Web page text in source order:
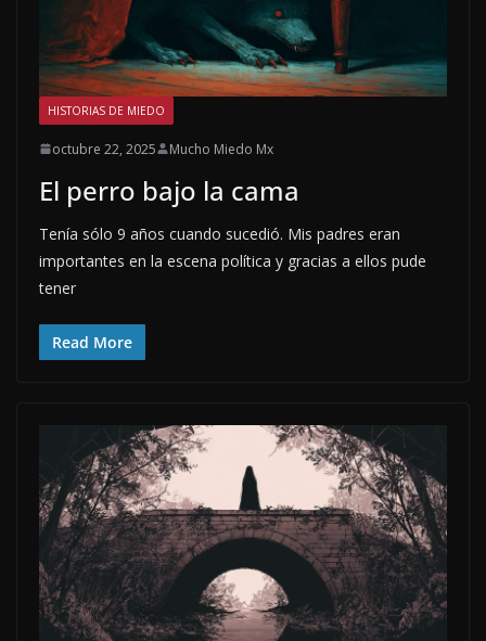
HISTORIAS DE MIEDO
octubre 22, 2025 Mucho Miedo Mx
El perro bajo la cama
Tenía sólo 9 años cuando sucedió. Mis padres eran
importantes en la escena política y gracias a ellos pude
tener
Read More